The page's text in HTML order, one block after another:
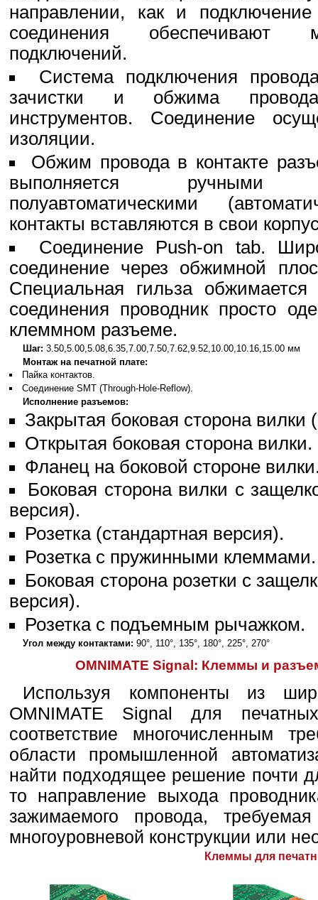
направлении, как и
соединения обеспечивают
подключений.
Система подключения
зачистки и обжима
инструментов. Соединение
изоляции.
Обжим провода в контакте
выполняется ручными
полуавтоматическими
контакты вставляются в свои
Соединение Push-on tab.
соединение через обжимной
Специальная гильза
соединения проводник просто
клеммном разъеме.
Шаг: 3.50,5.00,5.08,6.35,7.00,7.50,7.62,9.52,10.00,10.16,15.00 мм
Монтаж на печатной плате:
Пайка контактов.
Соединение SMT (Through-Hole-Reflow).
Исполнение разъемов:
Закрытая боковая сторона вилки
Открытая боковая сторона вилки.
Фланец на боковой стороне
Боковая сторона вилки с
версия).
Розетка (стандартная версия).
Розетка с пружинными клеммами.
Боковая сторона розетки с
версия).
Розетка с подъемным рычажком.
Угол между контактами: 90°, 110°, 135°, 180°, 225°, 270°
OMNIMATE Signal: Клеммы и
Используя компоненты из
OMNIMATE Signal для
соответствие многочисленным
области промышленной
найти подходящее решение почти
то направление выхода
зажимаемого провода,
многоуровневой конструкции или
Клеммы для